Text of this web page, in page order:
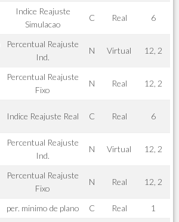
Indice Reajuste
Simulacao
C Real 6
Percentual Reajuste
Ind.
N Virtual 12, 2
Percentual Reajuste
Fixo
N Real 12, 2
Indice Reajuste Real C Real 6
Percentual Reajuste
Ind.
N Virtual 12, 2
Percentual Reajuste
Fixo
N Real 12, 2
per. minimo de plano C Real
1